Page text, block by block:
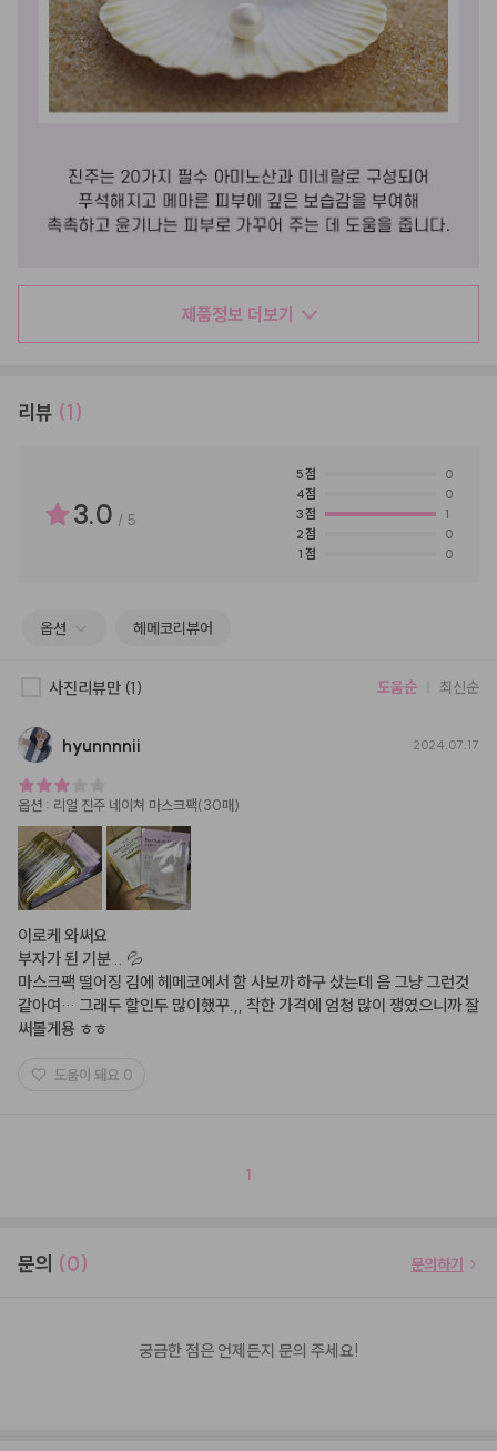
제품정보 더보기
리뷰 (1)
3.0 / 5
5점
0
4점
0
3점
1
2점
0
1 점 0
옵션 헤메코리뷰어
사진리뷰만 (1) 도움순 최신순
hyunnnnii 2024.07.17
옵션 : 리얼 진주 네이쳐 마스크팩(30매)
이로케 와써요
부자가 된 기분 .. 💦
마스크팩 떨어징 김에 헤메코에서 함 사보까 하구 샀는데 음 그냥 그런것
같아여… 그래두 할인두 많이했꾸.,, 착한 가격에 엄청 많이 쟁였으니까 잘
써볼게용 ㅎㅎ
도움이 돼요 0
1
문의 (0) 문의하기
궁금한 점은 언제든지 문의 주세요!